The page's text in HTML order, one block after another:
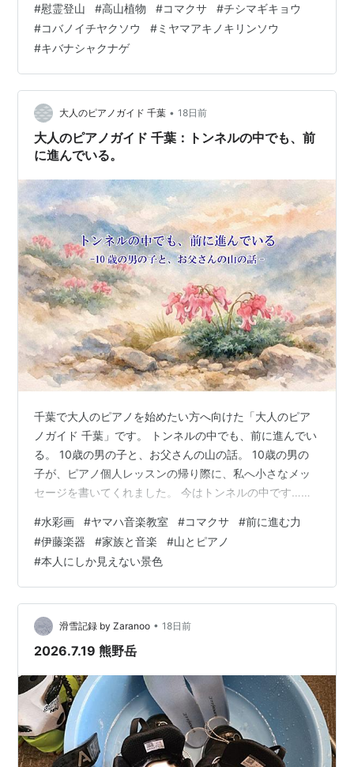
登山で、 林の中を抜けると台風並みの強風と、濃霧の中
の登山でした。 7/29～八合目登山道脇には、コバノイチ
ヤクソウ 7/29～キバナシャクナゲ 7/29～石室山荘で休
憩後、二ノ池・賽の河原経て白竜小屋の三ノ池 7/29～白
竜小屋上で、高山植物の女王コマクサの群生…
#慰霊登山 #高山植物 #コマクサ #チシマギキョウ
#コバノイチヤクソウ #ミヤマアキノキリンソウ
#キバナシャクナゲ
大人のピアノガイド 千葉 • 18日前
大人のピアノガイド 千葉：トンネルの中でも、前
に進んでいる。
千葉で大人のピアノを始めたい方へ向けた「大人のピア
ノガイド 千葉」です。 トンネルの中でも、前に進んでい
る。 10歳の男の子と、お父さんの山の話。 10歳の男の
子が、ピアノ個人レッスンの帰り際に、私へ小さなメッ
セージを書いてくれました。 今はトンネルの中です…。
ばります。 その文字は、迷いながらも前へ進もうとする
気持ちがにじんでいて、 読んだ瞬間、胸の奥がじんわり
と温かくなりました。 彼は今、発表会に向けて一生懸命
に練習しています。 うまく弾けない日もある。 気持ちが
沈む日もある。 でも、それでも前に進もうとしている。
そんな姿を、毎週送り…
#水彩画 #ヤマハ音楽教室 #コマクサ #前に進む力
#伊藤楽器 #家族と音楽 #山とピアノ
#本人にしか見えない景色
滑雪記録 by Zaranoo • 18日前
2026.7.19 熊野岳